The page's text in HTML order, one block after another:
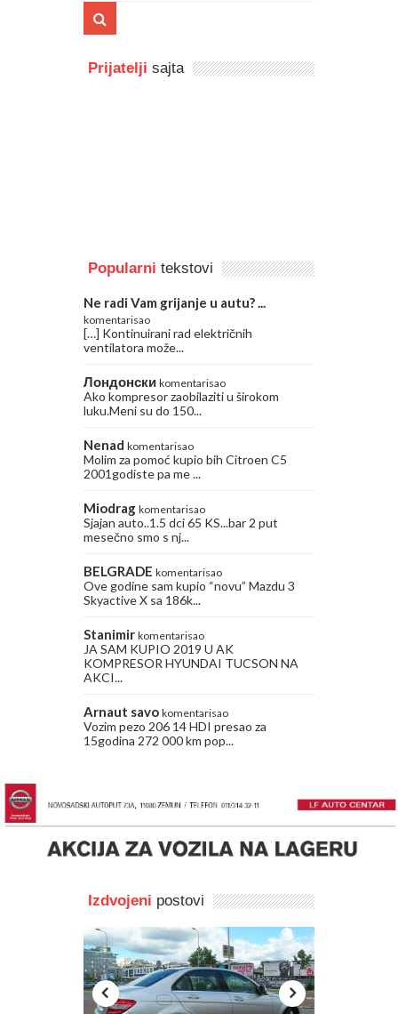
Prijatelji sajta
Popularni tekstovi
Ne radi Vam grijanje u autu? ...
komentarisao
[…] Kontinuirani rad električnih
ventilatora može...
Лондонски komentarisao
Ako kompresor zaobilaziti u širokom
luku.Meni su do 150...
Nenad komentarisao
Molim za pomoć kupio bih Citroen C5
2001godiste pa me ...
Miodrag komentarisao
Sjajan auto..1.5 dci 65 KS...bar 2 put
mesečno smo s nj...
BELGRADE komentarisao
Ove godine sam kupio “novu” Mazdu 3
Skyactive X sa 186k...
Stanimir komentarisao
JA SAM KUPIO 2019 U AK
KOMPRESOR HYUNDAI TUCSON NA
AKCI...
Arnaut savo komentarisao
Vozim pezo 206 14 HDI presao za
15godina 272 000 km pop...
Izdvojeni postovi